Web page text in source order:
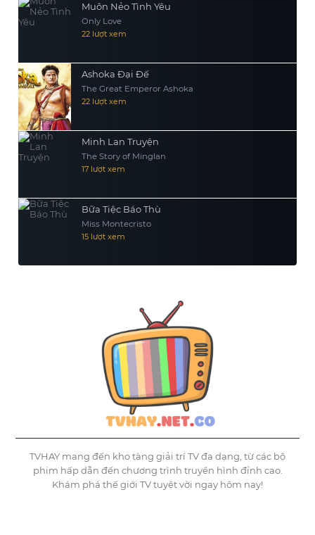
Muôn Nẻo Tình Yêu
Only Love
22 lượt xem
Ashoka Đại Đế
The Great Emperor Ashoka
22 lượt xem
Minh Lan Truyện
The Story of Minglan
17 lượt xem
Bữa Tiệc Báo Thù
Miss Montecristo
15 lượt xem
TVHAY mang đến kho tàng giải trí TV đa dạng, từ các bộ
phim hấp dẫn đến chương trình truyền hình đỉnh cao.
Khám phá thế giới TV tuyệt vời ngay hôm nay!